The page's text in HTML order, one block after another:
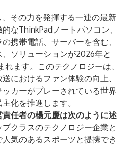
その力を発揮する一連の最新
なThinkPadノートパソコン、
携帯電話、サーバーを含む、
ソリューションが2026年と
ます。このテクノロジーは、
におけるファン体験の向上、
カーがプレーされている世界
化を推進します。
任者の楊元慶は次のように述
プクラスのテクノロジー企業と
気のあるスポーツと提携でき